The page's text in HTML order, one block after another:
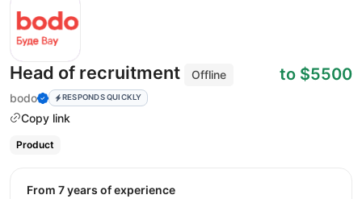
Head of recruitment
Offline
bodo
RESPONDS QUICKLY
Copy link
to $5500
Product
from 7 years of experience